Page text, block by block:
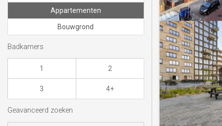
Appartementen
Bouwgrond
Badkamers
1 2
3 4+
Geavanceerd zoeken